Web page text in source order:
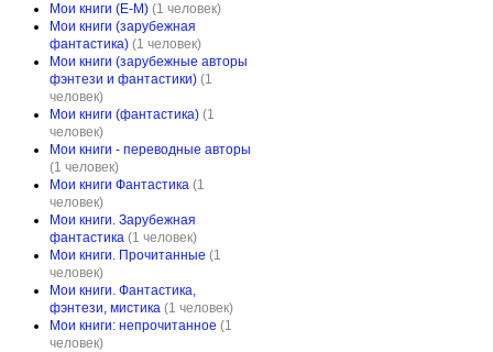
Мои книги (Е-М) (1 человек)
Мои книги (зарубежная
фантастика) (1 человек)
Мои книги (зарубежные авторы
фэнтези и фантастики) (1
человек)
Мои книги (фантастика) (1
человек)
Мои книги - переводные авторы
(1 человек)
Мои книги Фантастика (1
человек)
Мои книги. Зарубежная
фантастика (1 человек)
Мои книги. Прочитанные (1
человек)
Мои книги. Фантастика,
фэнтези, мистика (1 человек)
Мои книги: непрочитанное (1
человек)